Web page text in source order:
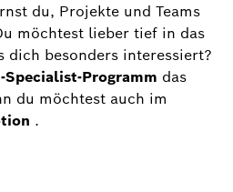
du, Projekte und Teams
möchtest lieber tief in das
dich besonders interessiert?
Specialist-Programm das
du möchtest auch im
.